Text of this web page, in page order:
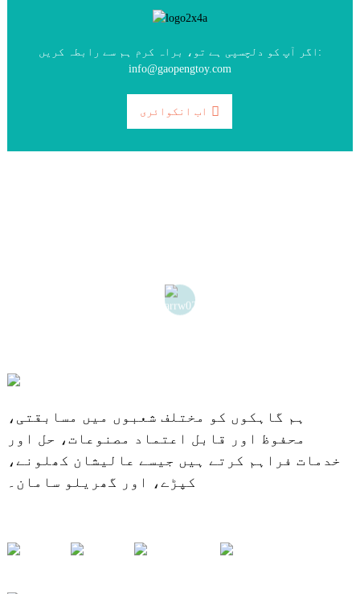
اگر آپ کو دلچسپی ہے تو، براہ کرم ہم سے رابطہ کریں:
info@gaopengtoy.com
اب انکوائری
ہم گاہکوں کو مختلف شعبوں میں مسابقتی،
محفوظ اور قابل اعتماد مصنوعات، حل اور
خدمات فراہم کرتے ہیں جیسے عالیشان کھلونے،
کپڑے، اور گھریلو سامان۔